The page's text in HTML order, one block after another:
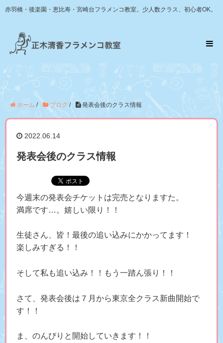
赤羽橋・後楽園・恵比寿・宮崎台フラメンコ教室。少人数クラス、初心者OK。
ホーム / ブログ / 発表会後のクラス情報
2022.06.14
発表会後のクラス情報
今週末の発表会チケットは完売となりますた。
満席です…。嬉しい限り！！
生徒さん、皆！最後の追い込みにかかってます！
楽しみすぎる！！
そして私も追い込み！！もう一踏ん張り！！
さて、発表会後は７月から東京全クラス新曲開始で
す！！
ま、のんびりと開始していきます！！